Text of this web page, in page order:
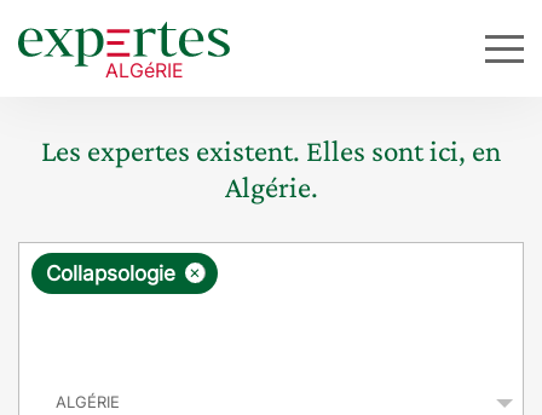
Les expertes existent. Elles sont ici, en
Algérie.
R
×
Collapsologie